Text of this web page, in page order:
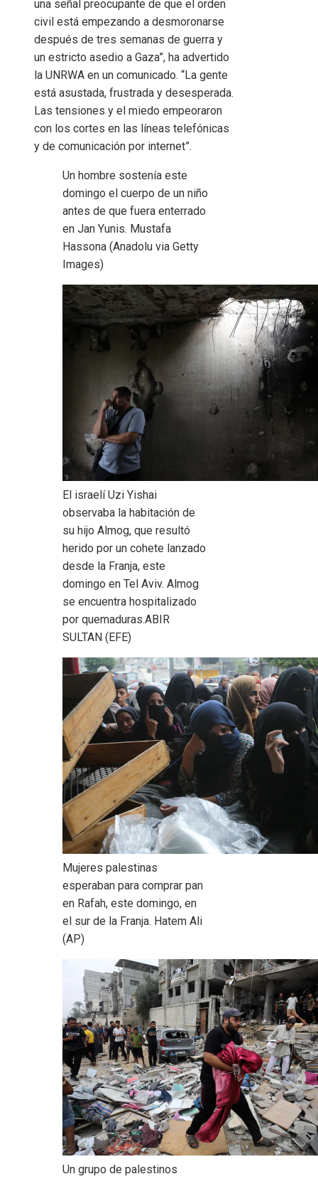
una señal preocupante de que el orden
civil está empezando a desmoronarse
después de tres semanas de guerra y
un estricto asedio a Gaza”, ha advertido
la UNRWA en un comunicado. “La gente
está asustada, frustrada y desesperada.
Las tensiones y el miedo empeoraron
con los cortes en las líneas telefónicas
y de comunicación por internet”.
Un hombre sostenía este
domingo el cuerpo de un niño
antes de que fuera enterrado
en Jan Yunis. Mustafa
Hassona (Anadolu via Getty
Images)
El israelí Uzi Yishai
observaba la habitación de
su hijo Almog, que resultó
herido por un cohete lanzado
desde la Franja, este
domingo en Tel Aviv. Almog
se encuentra hospitalizado
por quemaduras.ABIR
SULTAN (EFE)
Mujeres palestinas
esperaban para comprar pan
en Rafah, este domingo, en
el sur de la Franja. Hatem Ali
(AP)
Un grupo de palestinos